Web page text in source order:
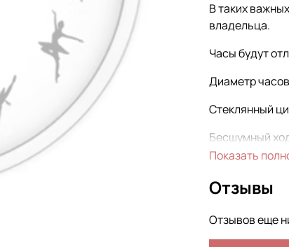
В таких
владельца.
Часы будут
Диаметр
Стеклянный
Бесшумный
Показать
Отзывы
Отзывов еще